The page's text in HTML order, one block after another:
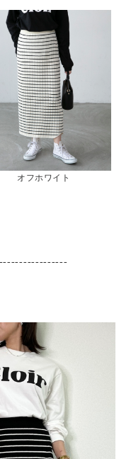
オフホワイト